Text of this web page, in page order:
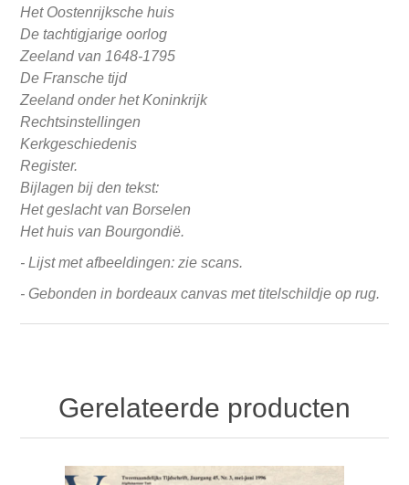
Het Oostenrijksche huis
De tachtigjarige oorlog
Zeeland van 1648-1795
De Fransche tijd
Zeeland onder het Koninkrijk
Rechtsinstellingen
Kerkgeschiedenis
Register.
Bijlagen bij den tekst:
Het geslacht van Borselen
Het huis van Bourgondië.
- Lijst met afbeeldingen: zie scans.
- Gebonden in bordeaux canvas met titelschildje op rug.
Gerelateerde producten